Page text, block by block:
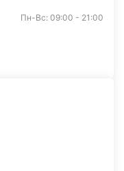
Пн-Вс: 09:00 - 21:00